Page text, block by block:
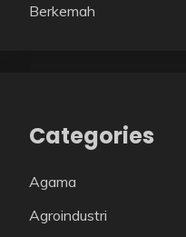
Berkemah
Categories
Agama
Agroindustri